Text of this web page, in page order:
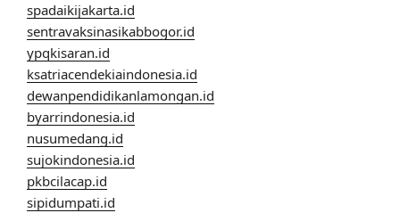
spadaikijakarta.id
sentravaksinasikabbogor.id
ypqkisaran.id
ksatriacendekiaindonesia.id
dewanpendidikanlamongan.id
byarrindonesia.id
nusumedang.id
sujokindonesia.id
pkbcilacap.id
sipidumpati.id